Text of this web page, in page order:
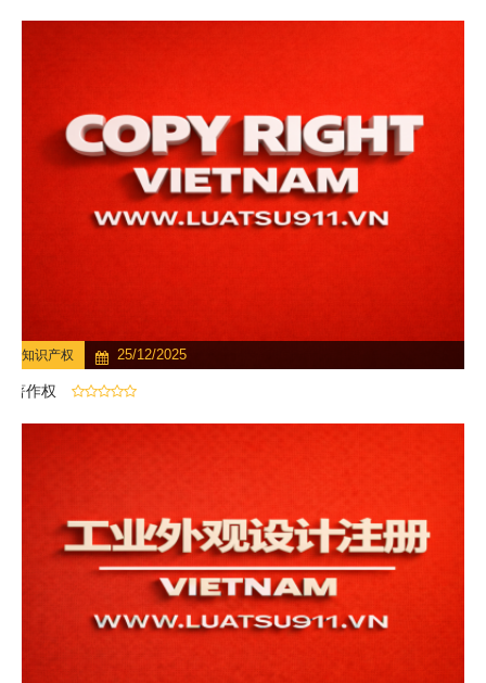
知识产权 25/12/2025
著作权